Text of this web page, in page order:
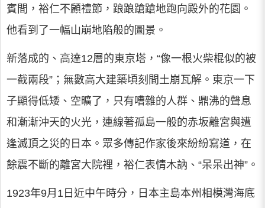
賓間，裕仁不顧禮節，踉踉蹌蹌地跑向殿外的花園。
他看到了一幅山崩地陷般的圖景。
新落成的、高達12層的東京塔，“像一根火柴棍似的被
一截兩段”；無數高大建築頃刻間土崩瓦解。東京一下
子顯得低矮、空曠了，只有嘈雜的人群、鼎沸的聲息
和漸漸沖天的火光，連線著孤島一般的赤坂離宮與遭
逢滅頂之災的日本。眾多傳記作家後來紛紛寫道，在
餘震不斷的離宮大院裡，裕仁表情木訥、“呆呆出神”。
1923年9月1日近中午時分，日本主島本州相模灣海底